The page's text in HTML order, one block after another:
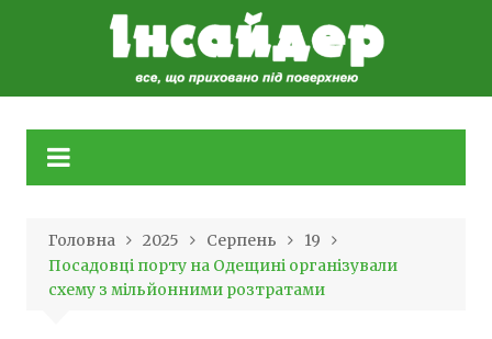
Головна 2025 Серпень
19
Посадовці порту на Одещині організували
схему з мільйонними розтратами